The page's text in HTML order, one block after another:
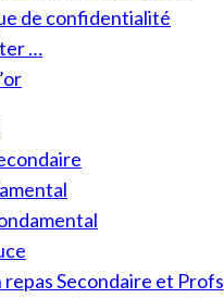
de confidentialité
…
Secondaire et Profs